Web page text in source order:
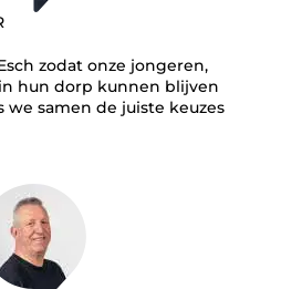
zodat onze jongeren,
hun dorp kunnen blijven
we samen de juiste keuzes